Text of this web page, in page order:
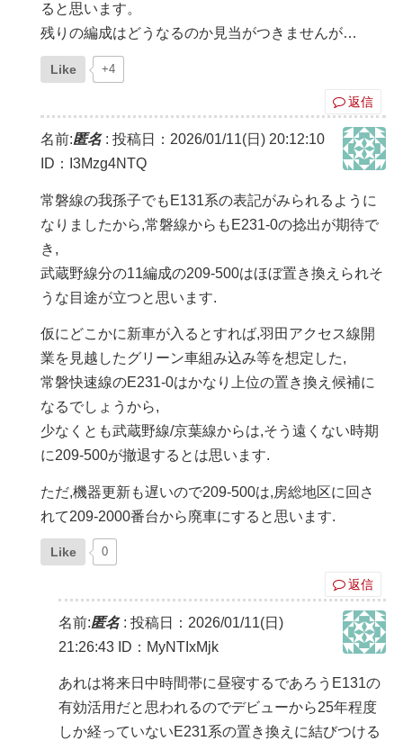
ると思います。
残りの編成はどうなるのか見当がつきませんが…
Like +4
返信
名前:匿名: 投稿日：2026/01/11(日) 20:12:10
ID：I3Mzg4NTQ
常磐線の我孫子でもE131系の表記がみられるように
なりましたから,常磐線からもE231-0の捻出が期待で
き,
武蔵野線分の11編成の209-500はほぼ置き換えられそ
うな目途が立つと思います.
仮にどこかに新車が入るとすれば,羽田アクセス線開
業を見越したグリーン車組み込み等を想定した,
常磐快速線のE231-0はかなり上位の置き換え候補に
なるでしょうから,
少なくとも武蔵野線/京葉線からは,そう遠くない時期
に209-500が撤退するとは思います.
ただ,機器更新も遅いので209-500は,房総地区に回さ
れて209-2000番台から廃車にすると思います.
Like 0
返信
名前:匿名: 投稿日：2026/01/11(日)
21:26:43 ID：MyNTIxMjk
あれは将来日中時間帯に昼寝するであろうE131の
有効活用だと思われるのでデビューから25年程度
しか経っていないE231系の置き換えに結びつける